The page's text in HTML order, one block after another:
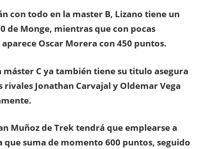
con todo en la master B, Lizano tiene un
de Monge, mientras que con pocas
Oscar Morera con 450 puntos.
máster C ya también tiene su titulo asegura
Jonathan Carvajal y Oldemar Vega
Muñoz de Trek tendrá que emplearse a
suma de momento 600 puntos, seguido